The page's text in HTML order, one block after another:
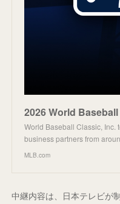
World Baseball Classic, Inc.
business partners from
MLB.com
中継内容は、日本テレビが